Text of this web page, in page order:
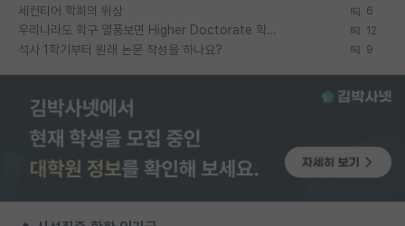
세컨티어 학회의 위상 6
우리나라도 학구 열풍보면 Higher Doctorate 학위가 필요하다고 봅니다. 12
석사 1학기부터 원래 논문 작성을 하나요? 9